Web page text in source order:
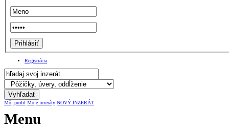
Registrácia
Môj profil Moje inzeráty NOVÝ INZERÁT
Menu